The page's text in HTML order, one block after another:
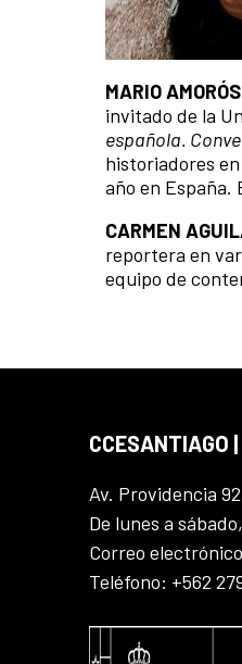
MARIO AMORÓS
invitado de la
española.
historiadores
año en España.
CARMEN
reportera en
equipo de
CCESANTIAGO
Av. Providencia
De lunes a
Correo
Teléfono: +562